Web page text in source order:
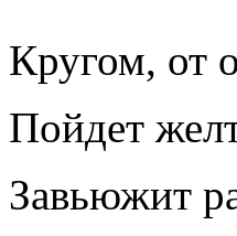
Кругом, от
Пойдет
Завьюжит